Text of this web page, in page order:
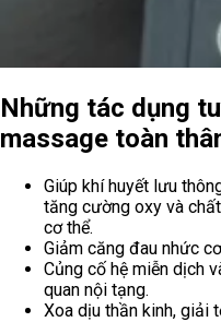
Những tác dụng
massage toàn
Giúp khí huyết lưu
tăng cường oxy và
cơ thể.
Giảm căng đau nhức
Củng cố hệ miễn dịch
quan nội tạng.
Xoa dịu thần kinh, giải